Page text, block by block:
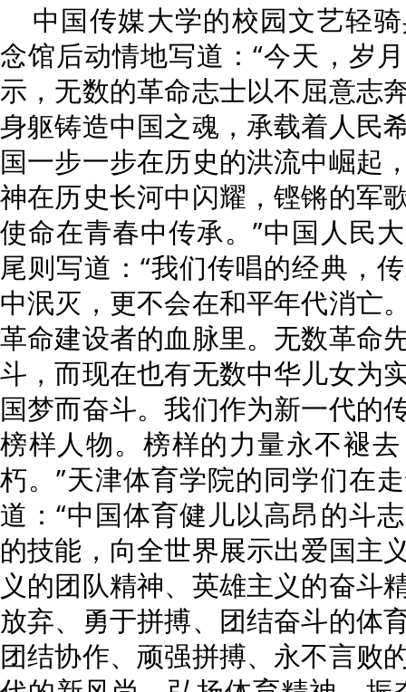
中国传媒大学的校园文艺轻
念馆后动情地写道：“今天，岁
示，无数的革命志士以不屈意志
身躯铸造中国之魂，承载着人民
国一步一步在历史的洪流中崛起
神在历史长河中闪耀，铿锵的军
使命在青春中传承。”中国人民
尾则写道：“我们传唱的经典，
中泯灭，更不会在和平年代消亡
革命建设者的血脉里。无数革命
斗，而现在也有无数中华儿女为
国梦而奋斗。我们作为新一代的
榜样人物。榜样的力量永不褪
朽。”天津体育学院的同学们在
道：“中国体育健儿以高昂的斗
的技能，向全世界展示出爱国主
义的团队精神、英雄主义的奋斗
放弃、勇于拼搏、团结奋斗的体
团结协作、顽强拼搏、永不言败